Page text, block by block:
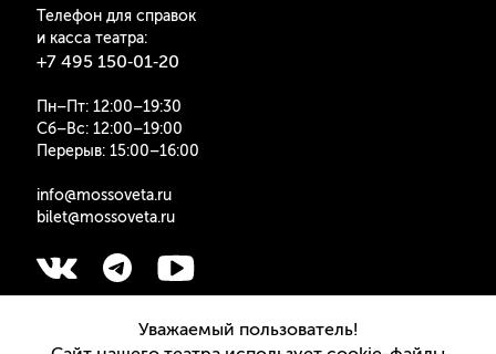
Телефон для справок
и касса театра:
+7 495 150‑01‑20
Пн–Пт: 12:00–19:30
Сб–Вс: 12:00–19:00
Перерыв: 15:00–16:00
info@mossoveta.ru
bilet@mossoveta.ru
Подписаться на рассылкуУважаемый пользователь!